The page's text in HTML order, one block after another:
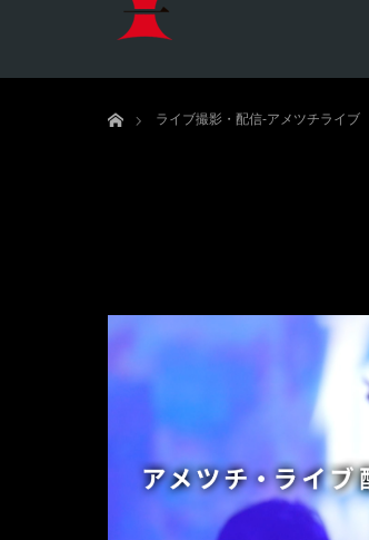
ライブ撮影・配信-アメツチライブ